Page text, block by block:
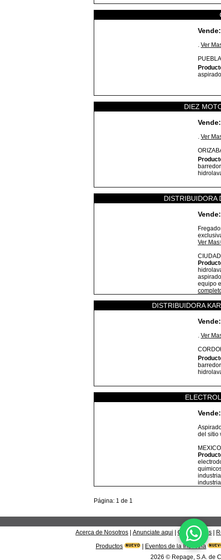
Vende:
. Ver
DIEZ
Vende:
. Ver
DISTRIBUIDORA
Vende:
Ver
equipo
DISTRIBUIDORA
Vende:
. Ver
Vende:
del sitio
Página: 1 de 1
Acerca de Nosotros Anunciate aqui Contáctanos
Productos
Eventos de la Industria
2026 © Repage, S.A. de